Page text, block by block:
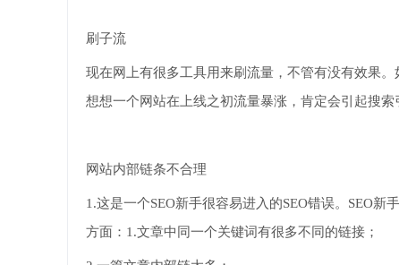
刷子流
现在网上有很多工具用来刷流量，不管有没有效果
想想一个网站在上线之初流量暴涨，肯定会引起搜索
网站内部链条不合理
1.这是一个SEO新手很容易进入的SEO错误。SEO
方面：1.文章中同一个关键词有很多不同的链接；